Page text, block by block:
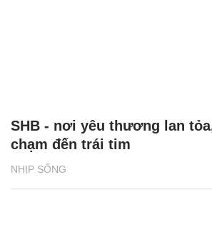
NHỊP SỐNG
SHB - nơi yêu thương lan
chạm đến trái tim